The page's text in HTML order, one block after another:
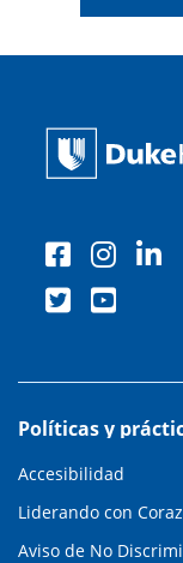
Políticas y
Accesibilidad
Liderando con
Aviso de No